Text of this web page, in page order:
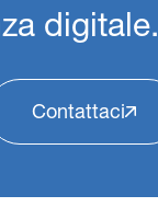
digitale.
Contattaci